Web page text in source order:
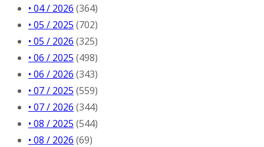
• 04 / 2026 (364)
• 05 / 2025 (702)
• 05 / 2026 (325)
• 06 / 2025 (498)
• 06 / 2026 (343)
• 07 / 2025 (559)
• 07 / 2026 (344)
• 08 / 2025 (544)
• 08 / 2026 (69)